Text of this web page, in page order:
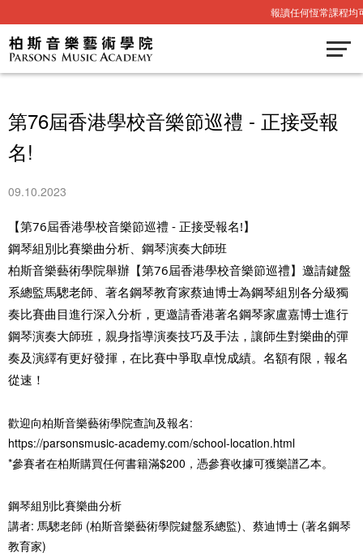
報讀任何恆常課程均
第76屆香港學校音樂節巡禮 - 正接受報
名!
09.10.2023
【第76屆香港學校音樂節巡禮 - 正接受報名!】
鋼琴組別比賽樂曲分析、鋼琴演奏大師班
柏斯音樂藝術學院舉辦【第76屆香港學校音樂節巡禮】邀請鍵盤
系總監馬驄老師、著名鋼琴教育家蔡迪博士為鋼琴組別各分級獨
奏比賽曲目進行深入分析，更邀請香港著名鋼琴家盧嘉博士進行
鋼琴演奏大師班，親身指導演奏技巧及手法，讓師生對樂曲的彈
奏及演繹有更好發揮，在比賽中爭取卓悅成績。名額有限，報名
從速！
歡迎向柏斯音樂藝術學院查詢及報名:
https://parsonsmusic-academy.com/school-location.html
*參賽者在柏斯購買任何書籍滿$200，憑參賽收據可獲樂譜乙本。
鋼琴組別比賽樂曲分析
講者: 馬驄老師 (柏斯音樂藝術學院鍵盤系總監)、蔡迪博士 (著名鋼琴
教育家)